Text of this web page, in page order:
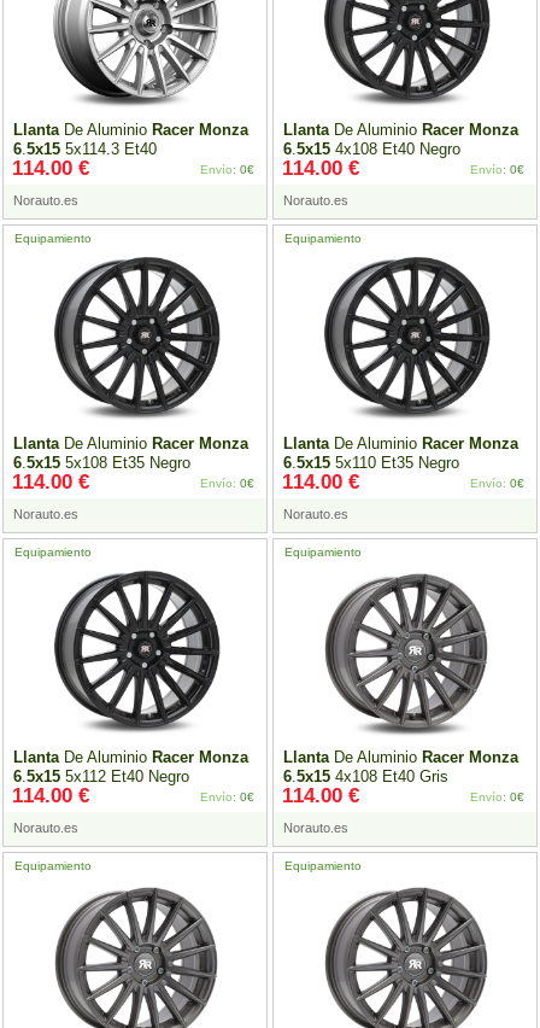
LlantaDe Aluminio Racer Monza
6.5x15 5x114.3 Et40
Revestimiento Plateado
Norauto.es
114.00 € Envío: 0€
LlantaDe Aluminio Racer Monza
6.5x15 4x108 Et40 Negro
Norauto.es
114.00 € Envío: 0€
LlantaDe Aluminio Racer Monza
6.5x15 5x108 Et35 Negro
Equipamiento
Norauto.es
114.00 € Envío: 0€
LlantaDe Aluminio Racer Monza
6.5x15 5x110 Et35 Negro
Equipamiento
Norauto.es
114.00 € Envío: 0€
LlantaDe Aluminio Racer Monza
6.5x15 5x112 Et40 Negro
Equipamiento
Norauto.es
114.00 € Envío: 0€
LlantaDe Aluminio Racer Monza
6.5x15 4x108 Et40 Gris
Equipamiento
Norauto.es
114.00 € Envío: 0€
Equipamiento Equipamiento